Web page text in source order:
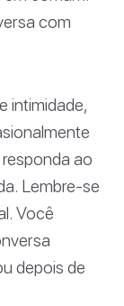
com
intimidade,
ao
Lembre-se
Você
depois de